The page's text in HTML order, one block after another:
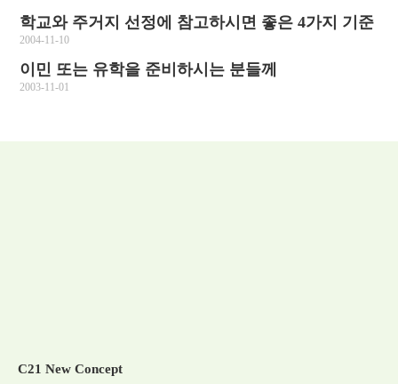
학교와 주거지 선정에 참고하시면 좋은 4가지 기준
2004-11-10
이민 또는 유학을 준비하시는 분들께
2003-11-01
C21 New Concept